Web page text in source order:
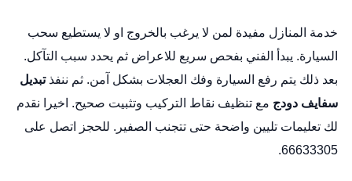
خدمة المنازل مفيدة لمن لا يرغب بالخروج او لا يستطيع سحب
السيارة. يبدأ الفني بفحص سريع للاعراض ثم يحدد سبب التآكل.
بعد ذلك يتم رفع السيارة وفك العجلات بشكل آمن. ثم ننفذتبديل
سفايف دودج مع تنظيف نقاط التركيب وتثبيت صحيح. اخيرا نقدم
لك تعليمات تليين واضحة حتى تتجنب الصفير. للحجز اتصل على
66633305.